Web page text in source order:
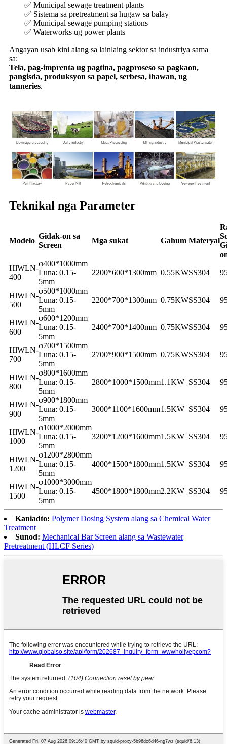
✅ Municipal sewage treatment plants
✅ Sistema sa pretreatment sa hugaw sa balay
✅ Municipal sewage pumping stations
✅ Waterworks ug power plants
Angayan usab kini alang sa lainlaing sektor sa industriya sama
sa:
Tela, pag-imprenta ug pagtina, pagproseso sa pagkaon,
pangisda, produksyon sa papel, serbesa, ihawan, ug
tanneries.
Teknikal nga Parameter
Modelo
Gidak-on sa
Screen
Mga sukat Gahum Materyal
HlWLN-
400
φ400*1000mm
Luna: 0.15-
5mm
2200*600*1300mm 0.55KWSS304
HlWLN-
500
φ500*1000mm
Luna: 0.15-
5mm
2200*700*1300mm 0.75KWSS304
HlWLN-
600
φ600*1200mm
Luna: 0.15-
5mm
2400*700*1400mm 0.75KWSS304
HlWLN-
700
φ700*1500mm
Luna: 0.15-
5mm
2700*900*1500mm 0.75KWSS304
HlWLN-
800
φ800*1600mm
Luna: 0.15-
5mm
2800*1000*1500mm1.1KW SS304
HlWLN-
900
φ900*1800mm
Luna: 0.15-
5mm
3000*1100*1600mm1.5KW SS304
HlWLN-
1000
φ1000*2000mm
Luna: 0.15-
5mm
3200*1200*1600mm1.5KW SS304
HlWLN-
1200
φ1200*2800mm
Luna: 0.15-
5mm
4000*1500*1800mm1.5KW SS304
HlWLN-
1500
φ1000*3000mm
Luna: 0.15-
5mm
4500*1800*1800mm2.2KW SS304
Kaniadto: Polymer Dosing System alang sa Chemical Water
Treatment
Sunod: Mechanical Bar Screen alang sa Wastewater
Pretreatment (HLCF Series)